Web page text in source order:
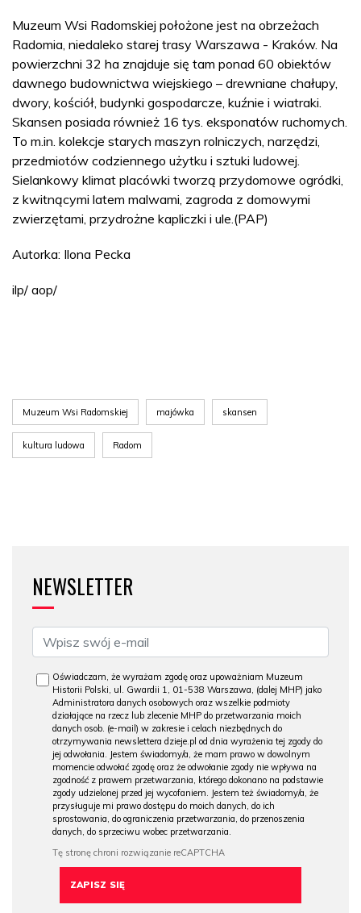
Muzeum Wsi Radomskiej położone jest na obrzeżach
Radomia, niedaleko starej trasy Warszawa - Kraków. Na
powierzchni 32 ha znajduje się tam ponad 60 obiektów
dawnego budownictwa wiejskiego – drewniane chałupy,
dwory, kościół, budynki gospodarcze, kuźnie i wiatraki.
Skansen posiada również 16 tys. eksponatów ruchomych.
To m.in. kolekcje starych maszyn rolniczych, narzędzi,
przedmiotów codziennego użytku i sztuki ludowej.
Sielankowy klimat placówki tworzą przydomowe ogródki,
z kwitnącymi latem malwami, zagroda z domowymi
zwierzętami, przydrożne kapliczki i ule.(PAP)
Autorka: Ilona Pecka
ilp/ aop/
Muzeum Wsi Radomskiej majówka skansen
kultura ludowa Radom
NEWSLETTER
Oświadczam, że wyrażam zgodę oraz upoważniam Muzeum
Historii Polski, ul. Gwardii 1, 01-538 Warszawa, (dalej MHP) jako
Administratora danych osobowych oraz wszelkie podmioty
działające na rzecz lub zlecenie MHP do przetwarzania moich
danych osob. (e-mail) w zakresie i celach niezbędnych do
otrzymywania newslettera dzieje.pl od dnia wyrażenia tej zgody do
jej odwołania. Jestem świadomy/a, że mam prawo w dowolnym
momencie odwołać zgodę oraz że odwołanie zgody nie wpływa na
zgodność z prawem przetwarzania, którego dokonano na podstawie
zgody udzielonej przed jej wycofaniem. Jestem też świadomy/a, że
przysługuje mi prawo dostępu do moich danych, do ich
sprostowania, do ograniczenia przetwarzania, do przenoszenia
danych, do sprzeciwu wobec przetwarzania.